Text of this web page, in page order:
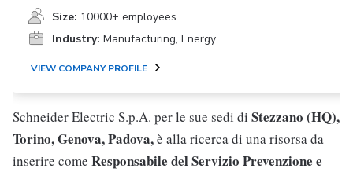
Size: 10000+ employees
Industry: Manufacturing, Energy
VIEW COMPANY PROFILE
Schneider Electric S.p.A. per le sue sedi di Stezzano (HQ),
Torino, Genova, Padova,è alla ricerca di una risorsa da
inserire come Responsabile del Servizio Prevenzione e